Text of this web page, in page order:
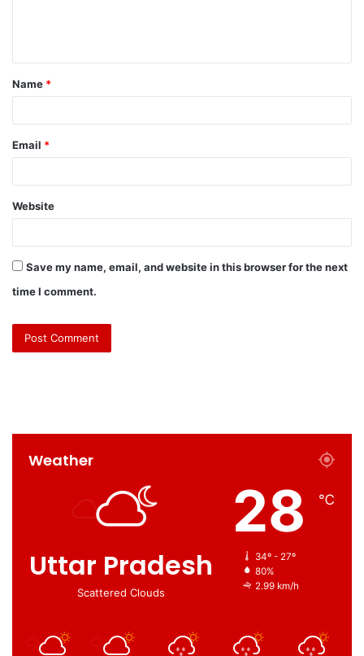
t
*
Name *
Email *
Website
Save my name, email, and website in this browser for the next
time I comment.
Weather
Uttar Pradesh
Scattered Clouds
28 ℃
34º - 27º
80%
2.99 km/h